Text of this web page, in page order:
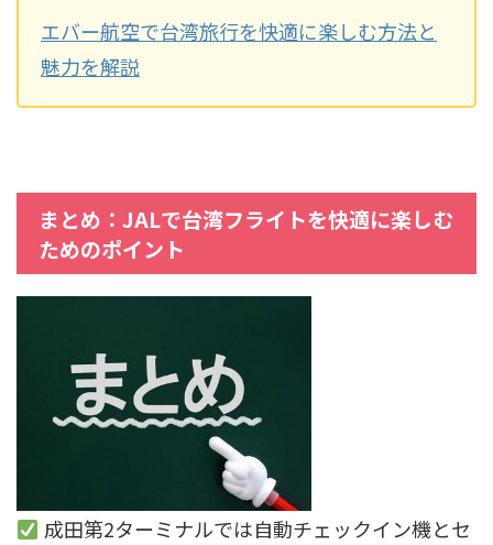
エバー航空で台湾旅行を快適に楽しむ方法と
魅力を解説
まとめ：JALで台湾フライトを快適に楽しむ
ためのポイント
成田第2ターミナルでは自動チェックイン機とセ